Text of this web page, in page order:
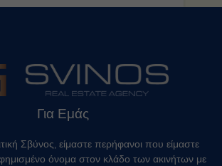
Για Εμάς
Σβύνος, είμαστε περήφανοι που είμαστε
φημισμένο όνομα στον κλάδο των ακινήτων με